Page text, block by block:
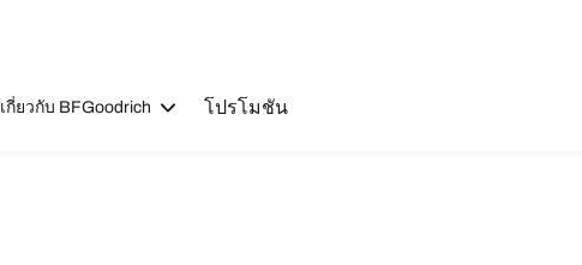
เกี่ยวกับ BFGoodrich โปรโมชัน